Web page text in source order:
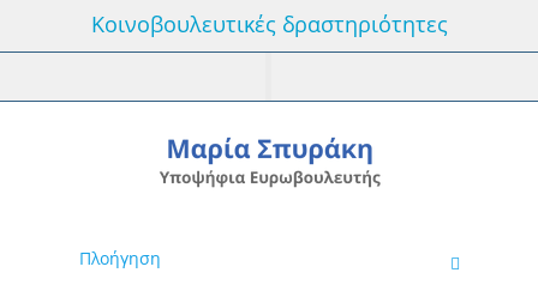
Κοινοβουλευτικές δραστηριότητες
Πλοήγηση